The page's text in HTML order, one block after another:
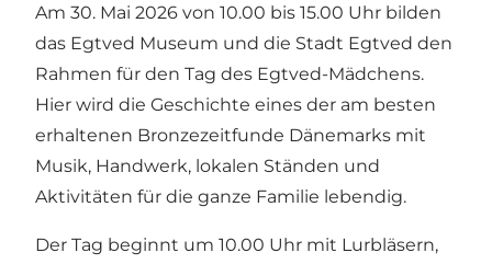
Am 30. Mai 2026 von 10.00 bis 15.00 Uhr bilden
das Egtved Museum und die Stadt Egtved den
Rahmen für den Tag des Egtved-Mädchens.
Hier wird die Geschichte eines der am besten
erhaltenen Bronzezeitfunde Dänemarks mit
Musik, Handwerk, lokalen Ständen und
Aktivitäten für die ganze Familie lebendig.
Der Tag beginnt um 10.00 Uhr mit Lurbläsern,